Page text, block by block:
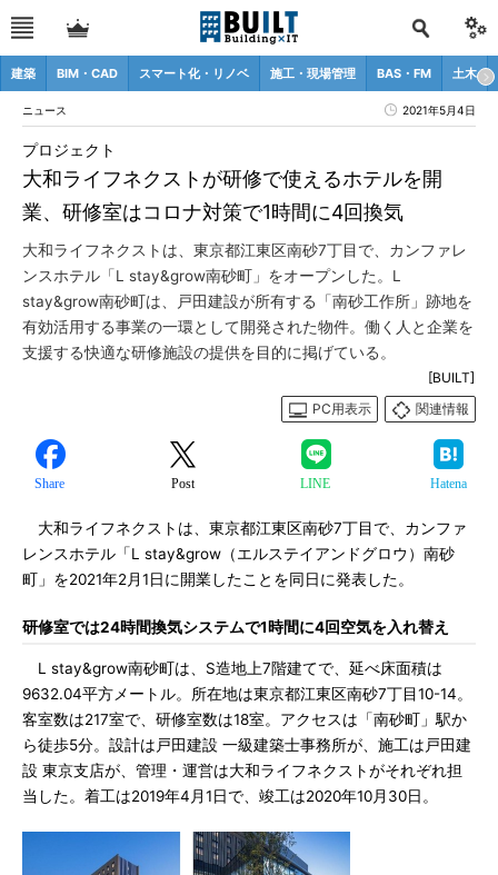
建築 BIM・CAD スマート化・リノベ 施工・現場管理 BAS・FM 土木
ニュース 2021年5月4日
大和ライフネクストが研修で使えるホテルを開
業、研修室はコロナ対策で1時間に4回換気
プロジェクト
大和ライフネクストは、東京都江東区南砂7丁目で、カンファレ
ンスホテル「L stay&grow南砂町」をオープンした。L
stay&grow南砂町は、戸田建設が所有する「南砂工作所」跡地を
有効活用する事業の一環として開発された物件。働く人と企業を
支援する快適な研修施設の提供を目的に掲げている。
[BUILT]
PC用表示
関連情報
Share Post LINE Hatena
大和ライフネクストは、東京都江東区南砂7丁目で、カンファ
レンスホテル「L stay&grow（エルステイアンドグロウ）南砂
町」を2021年2月1日に開業したことを同日に発表した。
研修室では24時間換気システムで1時間に4回空気を入れ替え
L stay&grow南砂町は、S造地上7階建てで、延べ床面積は
9632.04平方メートル。所在地は東京都江東区南砂7丁目10-14。
客室数は217室で、研修室数は18室。アクセスは「南砂町」駅か
ら徒歩5分。設計は戸田建設 一級建築士事務所が、施工は戸田建
設 東京支店が、管理・運営は大和ライフネクストがそれぞれ担
当した。着工は2019年4月1日で、竣工は2020年10月30日。